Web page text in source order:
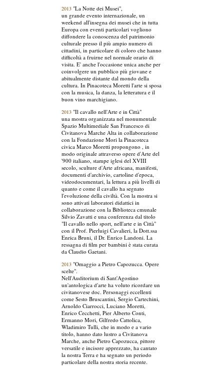
2013"La Notte dei Musei",
un grande evento internazionale, un
weekend all'insegna dei musei che in tutta
Europa con eventi particolari vogliono
diffondere la conoscenza del patrimonio
culturale presso il più ampio numero di
cittadini, in particolare di coloro che hanno
difficoltà a fruirne nel normale orario di
visita. E' anche l'occasione unica anche per
coinvolgere un pubblico più giovane e
abitualmente distante dal mondo della
cultura. In Pinacoteca Moretti l'arte si sposa
con la musica, la danza, la letteratura e il
buon vino marchigiano.
2013"Il cavallo nell'Arte e in Città"
una mostra organizzata nel monumentale
Spazio Multimediale San Francesco di
Civitanova Marche Alta in collaborazione
con la Fondazione Mori la Pinacoteca
civica Marco Moretti propongono , in
modo originale attraverso opere d'Arte del
'900 italiano, stampe iglesi del XVIII
secolo, sculture d'Arte africana, manifesti,
documenti d'archivio, cartoline d'epoca,
videodocumentari, la lettura a più livelli di
quanto e come il cavallo ha segnato
l'evoluzione della civiltà. Con la mostra si
sono attivati laboratori didattici in
collaborazione con la Biblioteca cmunale
Silvio Zavatti e una conferenza dal titolo
"Il cavallo nello sport, nell'arte e in Città"
con il Prof. Pierluigi Cavalieri, la Dott.ssa
Enrica Bruni, il Dr. Enrico Landoni. La
ressagna di film per bambini è stata curata
da Claudio Gaetani.
2013"Omaggio a Pietro Capozucca. Opere
scelte".
Nell'Auditorium di Sant'Agostino
un'antologica d'arte ha voluto ricordare un
civitanovese doc. Personaggi eccellenti
come Sesto Bruscantini, Sergio Cartechini,
Arnoldo Ciarrocci, Luciano Moretti,
Enrico Cecchetti, Pier Alberto Conti,
Ermanno Mori, Gilfredo Cattolica,
Wladimiro Tulli, che in modo e a vario
titolo, hanno dato lustro a Civitanova
Marche, anche Pietro Capozucca, pittore
versatile e incisore apprezzato, ha cantato
la nostra Terra e ha segnato un periodo
particolare della nostra storia recente.